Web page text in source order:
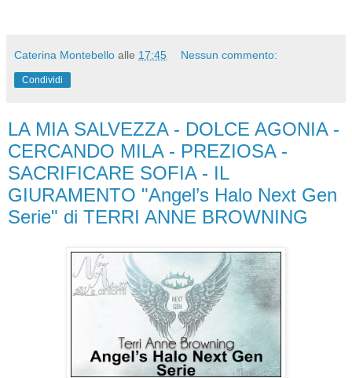
Caterina Montebello alle 17:45 Nessun commento:
Condividi
LA MIA SALVEZZA - DOLCE AGONIA -
CERCANDO MILA - PREZIOSA -
SACRIFICARE SOFIA - IL
GIURAMENTO "Angel’s Halo Next Gen
Serie" di TERRI ANNE BROWNING